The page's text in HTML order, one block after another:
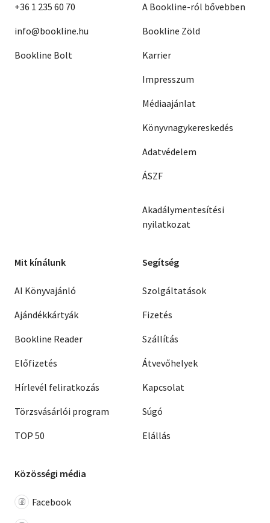
+36 1 235 60 70
info@bookline.hu
Bookline Bolt
A Bookline-ról bővebben
Bookline Zöld
Karrier
Impresszum
Médiaajánlat
Könyvnagykereskedés
Adatvédelem
ÁSZF
Akadálymentesítési
nyilatkozat
Mit kínálunk
AI Könyvajánló
Ajándékkártyák
Bookline Reader
Előfizetés
Hírlevél feliratkozás
Törzsvásárlói program
TOP 50
Segítség
Szolgáltatások
Fizetés
Szállítás
Átvevőhelyek
Kapcsolat
Súgó
Elállás
Közösségi média
Facebook